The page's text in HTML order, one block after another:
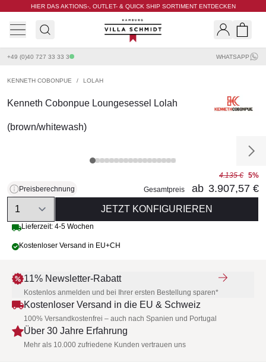
HIER DAS AKTIONS-, OUTLET- & QUICK SHIP SORTIMENT ENTDECKEN
Villa Schmidt
+49 (0)40 727 33 33 3 WHATSAPP
KENNETH COBONPUE / LOLAH
Kenneth Cobonpue Loungesessel Lolah
(brown/whitewash)
Preisberechnung
4.135 € 5%
Gesamtpreis
ab 3.907,57 €
Quantity
JETZT KONFIGURIEREN
Lieferzeit: 4-5 Wochen
Kostenloser Versand in EU+CH
11% Newsletter-Rabatt
Kostenlos anmelden und bei Ihrer ersten Bestellung sparen*
Kostenloser Versand in die EU & Schweiz
100% Versandkostenfrei – auch nach Spanien und Portugal
Über 30 Jahre Erfahrung
Mehr als 10.000 zufriedene Kunden vertrauen uns